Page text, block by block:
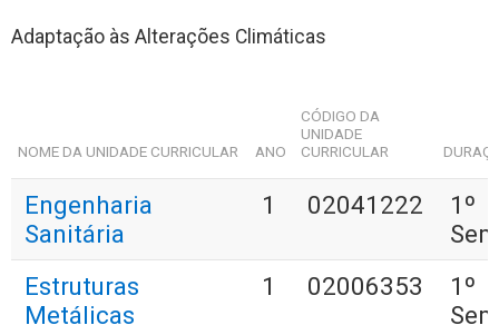
Adaptação às Alterações Climáticas
NOME DA UNIDADE CURRICULAR ANO
CÓDIGO DA
UNIDADE
CURRICULAR
Engenharia
Sanitária
1 02041222
1º
Estruturas
Metálicas
1 02006353
1º